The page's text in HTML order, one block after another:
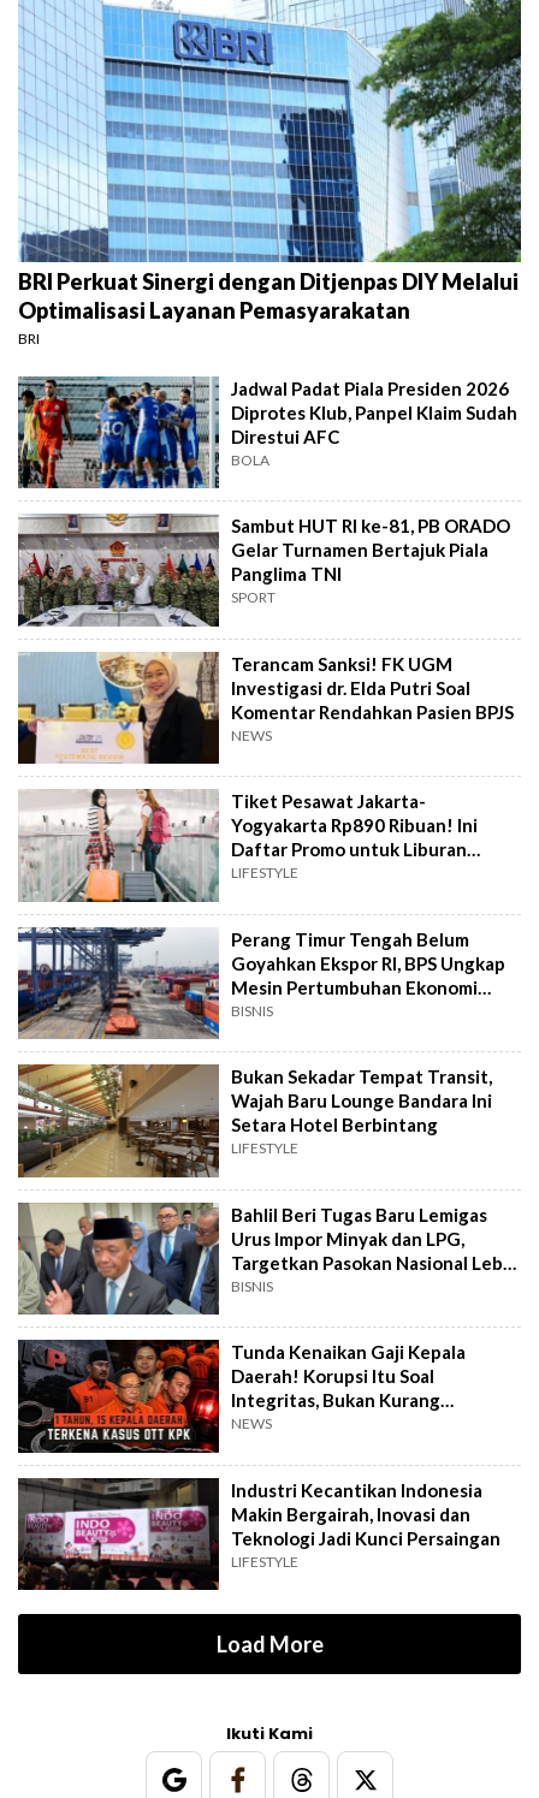
BRI Perkuat Sinergi dengan Ditjenpas DIY Melalui
Optimalisasi Layanan Pemasyarakatan
BRI
Jadwal Padat Piala Presiden 2026
Diprotes Klub, Panpel Klaim Sudah
Direstui AFC
BOLA
Sambut HUT RI ke-81, PB ORADO
Gelar Turnamen Bertajuk Piala
Panglima TNI
SPORT
Terancam Sanksi! FK UGM
Investigasi dr. Elda Putri Soal
Komentar Rendahkan Pasien BPJS
NEWS
Tiket Pesawat Jakarta-
Yogyakarta Rp890 Ribuan! Ini
Daftar Promo untuk Liburan
Hemat
LIFESTYLE
Perang Timur Tengah Belum
Goyahkan Ekspor RI, BPS Ungkap
Mesin Pertumbuhan Ekonomi
Masih Ngebut
BISNIS
Bukan Sekadar Tempat Transit,
Wajah Baru Lounge Bandara Ini
Setara Hotel Berbintang
LIFESTYLE
Bahlil Beri Tugas Baru Lemigas
Urus Impor Minyak dan LPG,
Targetkan Pasokan Nasional Lebih
Terjamin
BISNIS
Tunda Kenaikan Gaji Kepala
Daerah! Korupsi Itu Soal
Integritas, Bukan Kurang
Penghasilan
NEWS
Industri Kecantikan Indonesia
Makin Bergairah, Inovasi dan
Teknologi Jadi Kunci Persaingan
LIFESTYLE
Load More
Ikuti Kami